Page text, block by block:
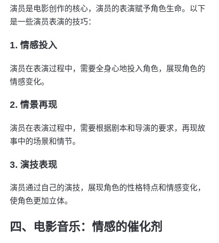
演员是电影创作的核心，演员的表演赋予角色生命。以下
是一些演员表演的技巧：
1. 情感投入
演员在表演过程中，需要全身心地投入角色，展现角色的
情感变化。
2. 情景再现
演员在表演过程中，需要根据剧本和导演的要求，再现故
事中的场景和情节。
3. 演技表现
演员通过自己的演技，展现角色的性格特点和情感变化，
使角色更加立体。
四、电影音乐：情感的催化剂